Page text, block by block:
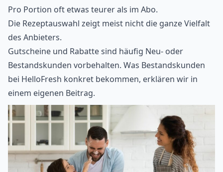
Pro Portion oft etwas teurer als im Abo.
Die Rezeptauswahl zeigt meist nicht die ganze Vielfalt
des Anbieters.
Gutscheine und Rabatte sind häufig Neu- oder
Bestandskunden vorbehalten. Was Bestandskunden
bei HelloFresh konkret bekommen, erklären wir in
einem eigenen Beitrag.